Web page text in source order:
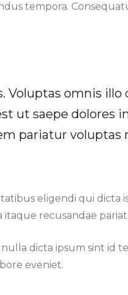
tempora.
omnis illo
ut saepe dolores
pariatur voluptas
eligendi qui dicta
itaque recusandae
dicta ipsum sint id
eveniet.